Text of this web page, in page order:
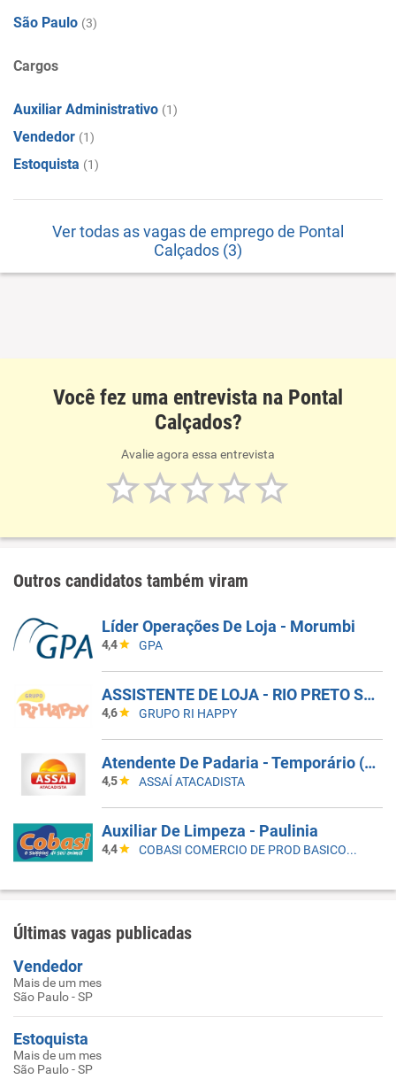
São Paulo (3)
Cargos
Auxiliar Administrativo (1)
Vendedor (1)
Estoquista (1)
Ver todas as vagas de emprego de Pontal
Calçados (3)
Você fez uma entrevista na Pontal
Calçados?
Avalie agora essa entrevista
Outros candidatos também viram
Líder Operações De Loja - Morumbi
4,4 GPA
ASSISTENTE DE LOJA - RIO PRETO SHOPPING - EFETIVO
4,6 GRUPO RI HAPPY
Atendente De Padaria - Temporário (Alto Da XV)
4,5 ASSAÍ ATACADISTA
Auxiliar De Limpeza - Paulinia
4,4 COBASI COMERCIO DE PROD BASICOS E INDUSTRIALIZADOS LTDA
Últimas vagas publicadas
Vendedor
Mais de um mes
São Paulo - SP
Estoquista
Mais de um mes
São Paulo - SP